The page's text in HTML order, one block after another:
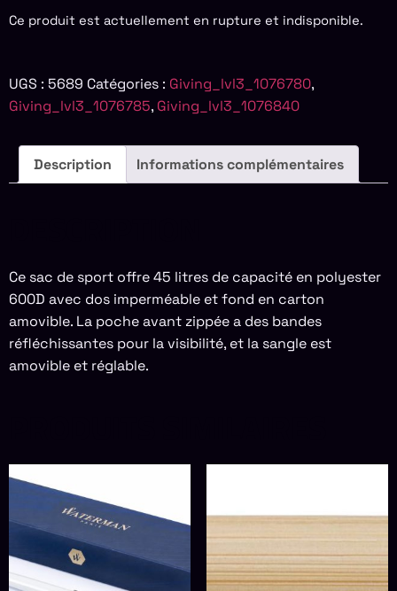
Ce produit est actuellement en rupture et indisponible.
UGS : 5689 Catégories : Giving_lvl3_1076780,
Giving_lvl3_1076785, Giving_lvl3_1076840
Description Informations complémentaires
Ce sac de sport offre 45 litres de capacité en polyester
600D avec dos imperméable et fond en carton
amovible. La poche avant zippée a des bandes
réfléchissantes pour la visibilité, et la sangle est
amovible et réglable.